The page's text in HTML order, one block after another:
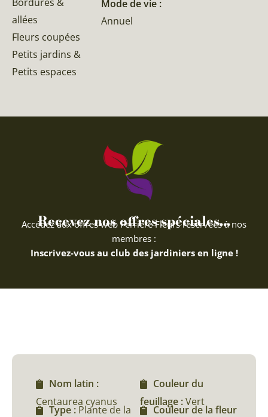
allées
Fleurs coupées
Petits jardins &
Petits espaces
Mode de vie :
Annuel
Recevez nos offres spéciales...
Accédez aux offres web Ferriere Fleurs réservées à nos
membres :
Inscrivez-vous au club des jardiniers en ligne !
Nom latin :
Centaurea cyanus
Type : Plante de la
Couleur du
feuillage :Vert
Couleur de la fleur